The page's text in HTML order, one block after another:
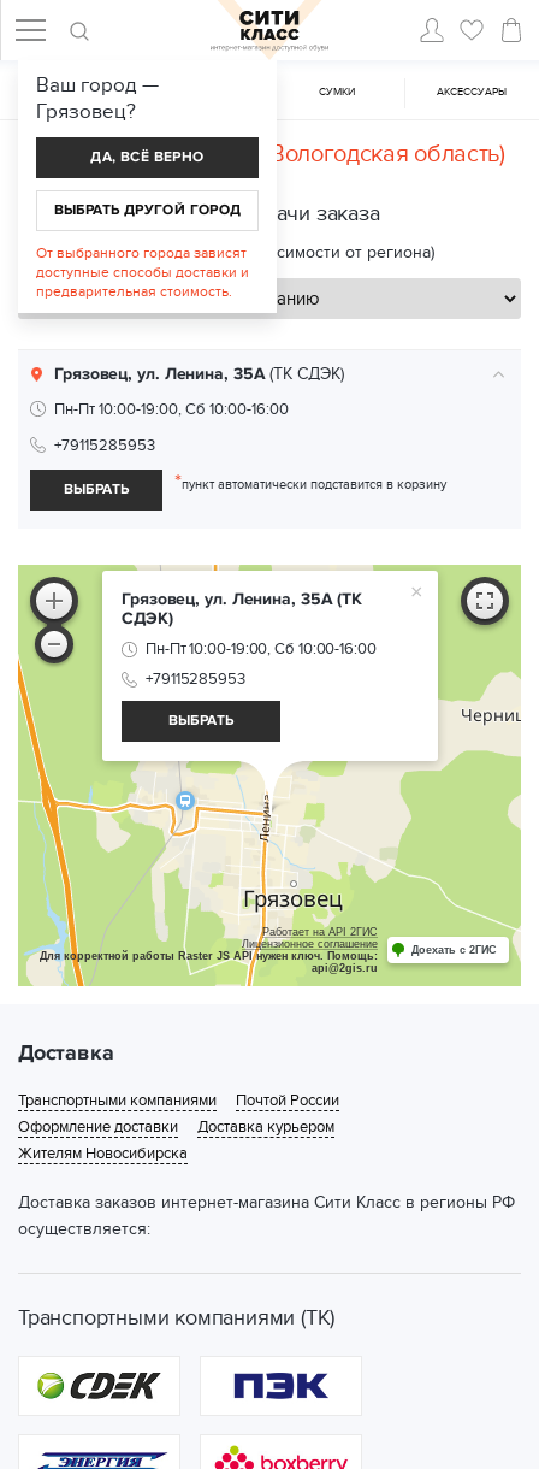
ЖЕНСКАЯ ОБУВЬ CУМКИ АКСЕССУАРЫ
Доставка вГрязовец (Вологодская область)
Пункты выдачи заказа
Срок доставки: 2—8 дней (в зависимости от региона)
Грязовец, ул. Ленина, 35А(ТК СДЭК)
Пн-Пт 10:00-19:00, Сб 10:00-16:00
+79115285953
ВЫБРАТЬ *пункт автоматически подставится в корзину
×
Грязовец, ул. Ленина, 35А(ТК
СДЭК)
Пн-Пт 10:00-19:00, Сб 10:00-16:00
+79115285953
ВЫБРАТЬ
Работает на API 2ГИС
Лицензионное соглашение
Для корректной работы Raster JS API нужен ключ. Помощь:
api@2gis.ru
Доехать с 2ГИС
Доставка
Транспортными компаниями
Почтой России
Оформление доставки
Доставка курьером
Жителям Новосибирска
Доставка заказов интернет-магазина Сити Класс в регионы РФ
осуществляется:
Транспортными компаниями (ТК)
Ваш город —
Грязовец?
ДА, ВСЁ ВЕРНО
ВЫБРАТЬ ДРУГОЙ ГОРОД
От выбранного города зависят
доступные способы доставки и
предварительная стоимость.